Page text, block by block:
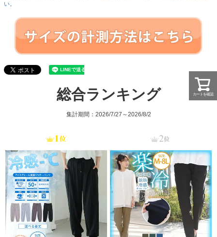
い。
総合ランキング
集計期間：2026/7/27～2026/8/2
カートを確認